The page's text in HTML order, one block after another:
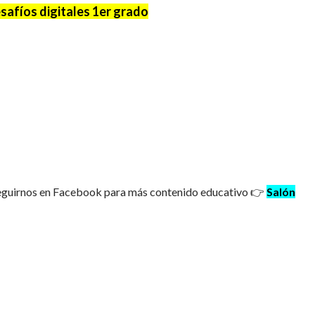
digitales 1er grado
en Facebook para más contenido educativo 👉 Salón